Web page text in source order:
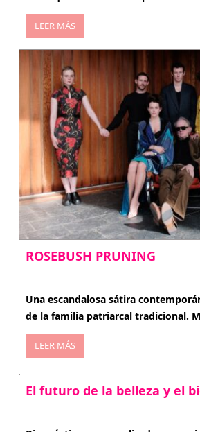
LEER MÁS
ROSEBUSH PRUNING
Una escandalosa sátira
de la familia patriarcal tradicional.
LEER MÁS
El futuro de la belleza y el